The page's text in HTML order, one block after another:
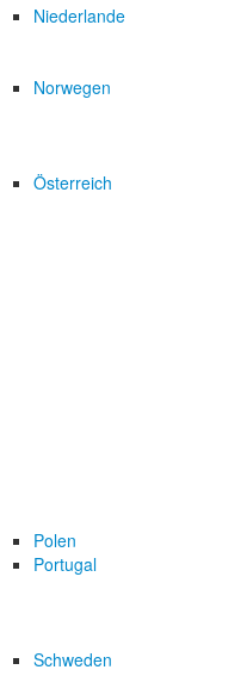
Niederlande
Norwegen
Österreich
Polen
Portugal
Schweden